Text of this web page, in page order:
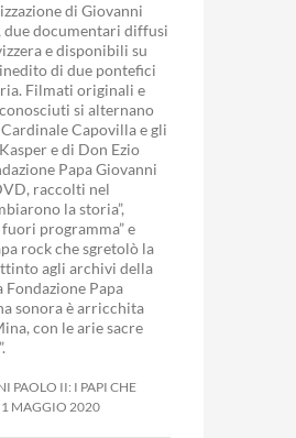
di Giovanni
due documentari diffusi
e disponibili su
di due pontefici
Filmati originali e
si alternano
Capovilla e gli
e di Don Ezio
Papa Giovanni
raccolti nel
la storia”,
programma” e
rock che sgretolò la
agli archivi della
Papa
sonora è arricchita
con le arie sacre
PAOLO II: I PAPI CHE
1 MAGGIO 2020